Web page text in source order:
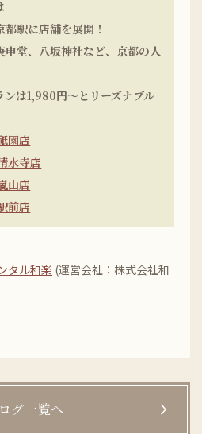
駅に店舗を展開！
申堂、八坂神社など、京都の人
ンは1,980円〜とリーズナブル
園店
水寺店
山店
前店
タル和楽 (運営会社：株式会社和
グ一覧へ